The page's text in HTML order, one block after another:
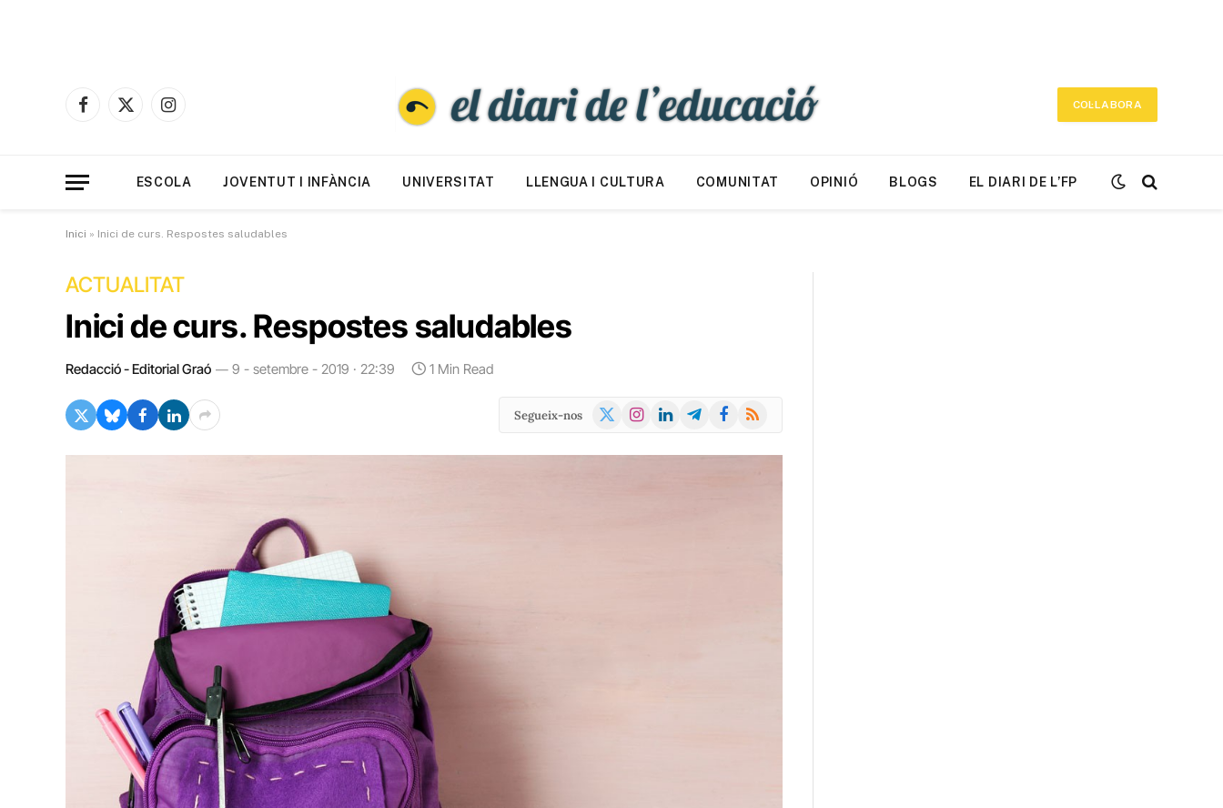
Facebook
X
Instagram
COL·LABORA
ESCOLA JOVENTUT I INFÀNCIA UNIVERSITAT LLENGUA I CULTURA COMUNITAT OPINIÓ BLOGS EL DIARI DE L’FP
Inici » Inici de curs. Respostes saludables
ACTUALITAT
Inici de curs. Respostes saludables
Redacció - Editorial Graó 9 - setembre - 2019 · 22:39 1 Min Read
Segueix-nos
X
Instagram
LinkedInTelegramFacebook
RSS